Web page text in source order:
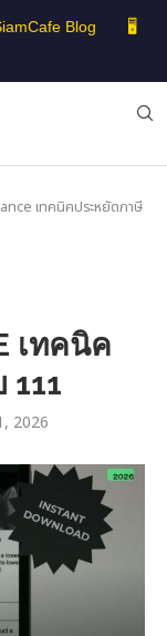
Blog
🖥️
เทคนิคประหยัดภาษี
เทคนิค
111
2026